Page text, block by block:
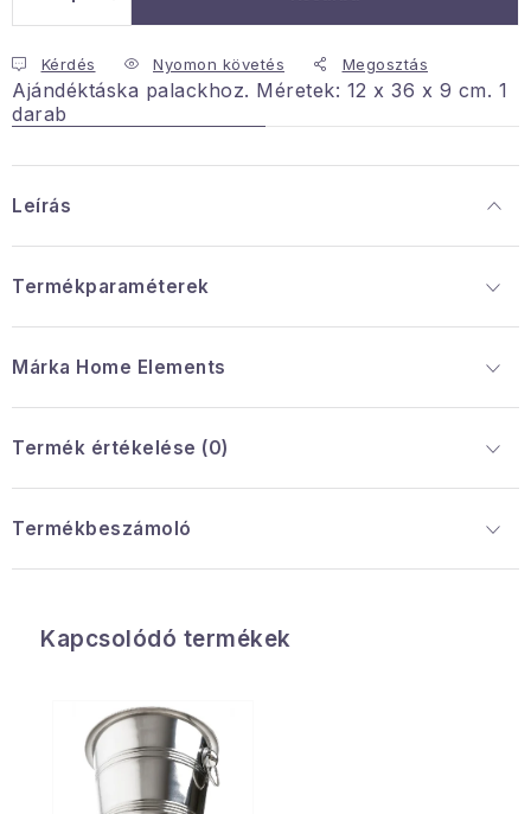
Veľkoobchodná spolupráca
Kereskedelem feltételes
Érintkezés
Rólunk
Kérdés Nyomon követés Megosztás
Ajándéktáska palackhoz. Méretek: 12 x 36 x 9 cm. 1
darab
Leírás
Termékparaméterek
Márka Home Elements
Termék értékelése (0)
Termékbeszámoló
Kapcsolódó termékek